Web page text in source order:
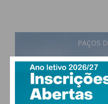
obtenha de forma
PAÇOS
27°